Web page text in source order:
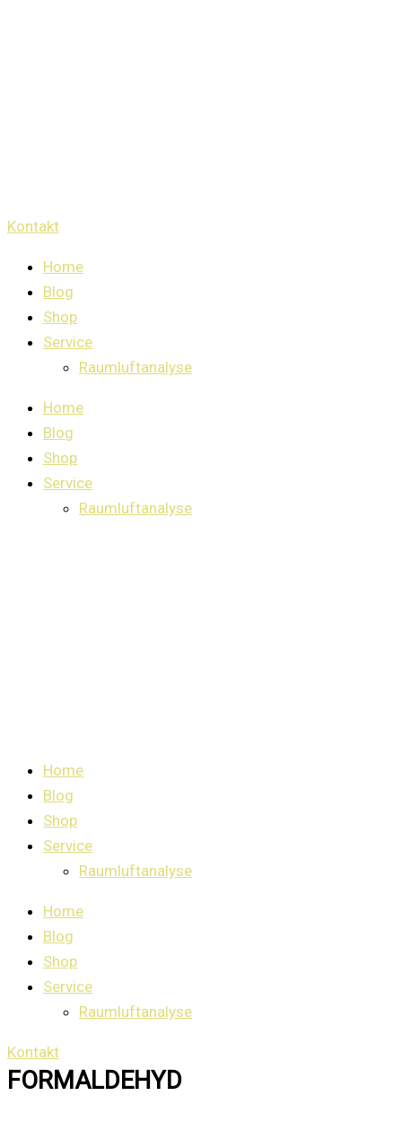
Kontakt
Home
Blog
Shop
Service
Raumluftanalyse
Home
Blog
Shop
Service
Raumluftanalyse
Home
Blog
Shop
Service
Raumluftanalyse
Home
Blog
Shop
Service
Raumluftanalyse
Kontakt
FORMALDEHYD